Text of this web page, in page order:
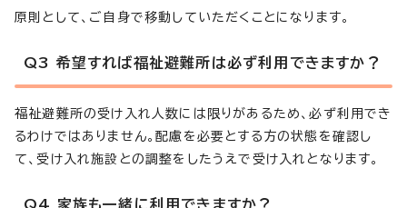
原則として、ご自身で移動していただくことになります。
Q3 希望すれば福祉避難所は必ず利用できますか？
福祉避難所の受け入れ人数には限りがあるため、必ず利用でき
るわけではありません。配慮を必要とする方の状態を確認し
て、受け入れ施設との調整をしたうえで受け入れとなります。
Q4 家族も一緒に利用できますか？